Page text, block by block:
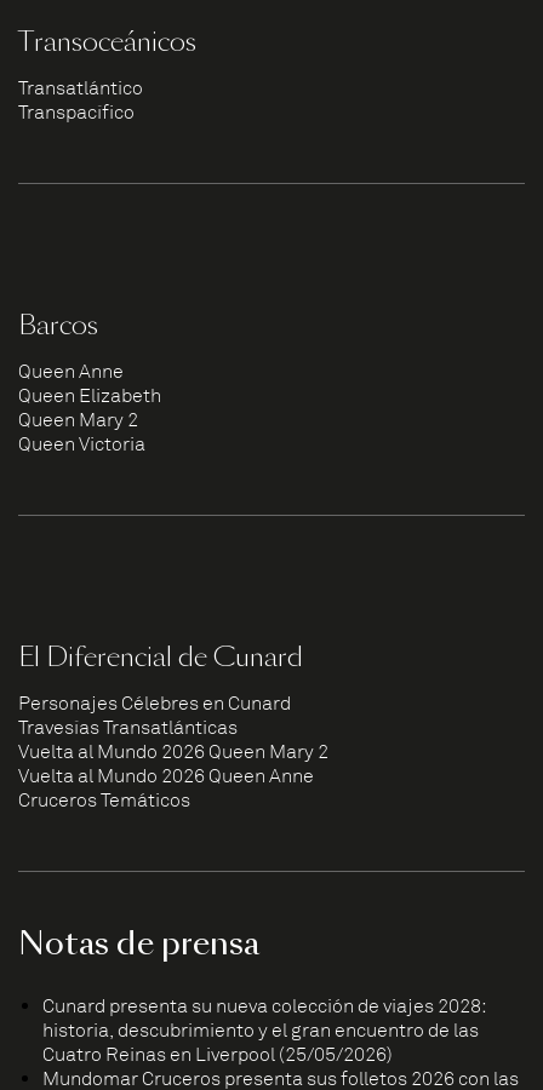
Transoceánicos
Transatlántico
Transpacífico
Barcos
Queen Anne
Queen Elizabeth
Queen Mary 2
Queen Victoria
El Diferencial de Cunard
Personajes Célebres en Cunard
Travesías Transatlánticas
Vuelta al Mundo 2026 Queen Mary 2
Vuelta al Mundo 2026 Queen Anne
Cruceros Temáticos
Notas de prensa
Cunard presenta su nueva colección de viajes 2028:
historia, descubrimiento y el gran encuentro de las
Cuatro Reinas en Liverpool (25/05/2026)
Mundomar Cruceros presenta sus folletos 2026 con las